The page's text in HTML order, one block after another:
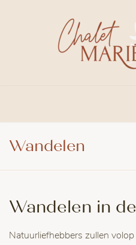
Wandelen
Wandelen in
Natuurliefhebbers zullen